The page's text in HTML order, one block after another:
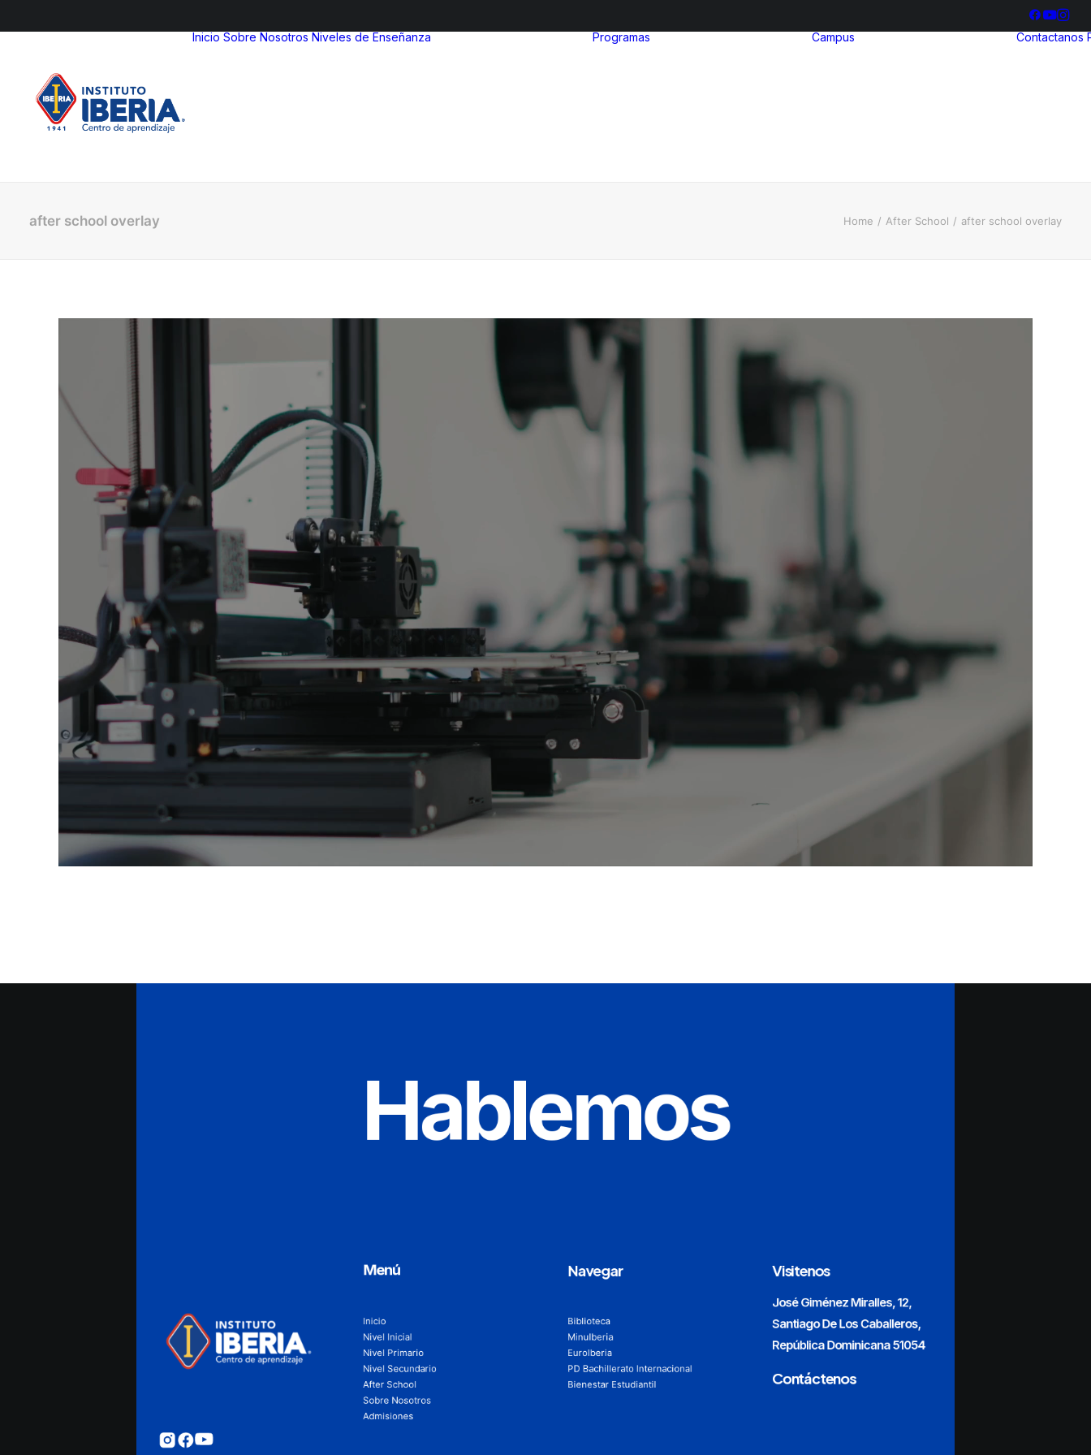
Inicio Sobre Nosotros Niveles de Enseñanza Programas Campus Contactanos
after school overlay Home After School after school overlay
Hablemos
Menú
Inicio
Nivel Inicial
Nivel Primario
Nivel Secundario
After School
Sobre Nosotros
Admisiones
Navegar
Biblioteca
MinuIberia
EuroIberia
PD Bachillerato Internacional
Bienestar Estudiantil
Visitenos
José Giménez Miralles, 12,
Santiago De Los Caballeros,
República Dominicana 51054
Contáctenos